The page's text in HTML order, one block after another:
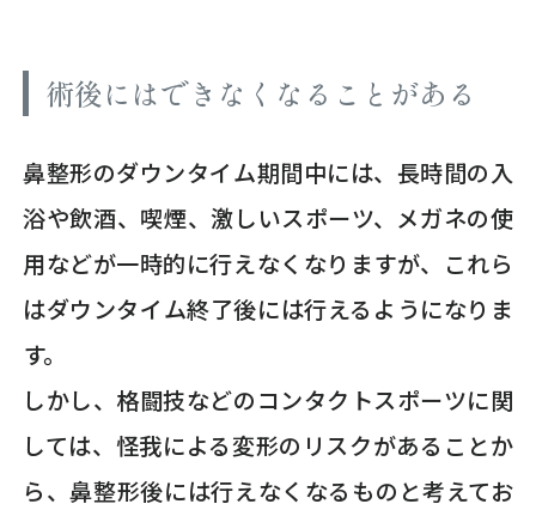
術後にはできなくなることがある
鼻整形のダウンタイム期間中には、長時間の入
浴や飲酒、喫煙、激しいスポーツ、メガネの使
用などが一時的に行えなくなりますが、これら
はダウンタイム終了後には行えるようになりま
す。
しかし、格闘技などのコンタクトスポーツに関
しては、怪我による変形のリスクがあることか
ら、鼻整形後には行えなくなるものと考えてお